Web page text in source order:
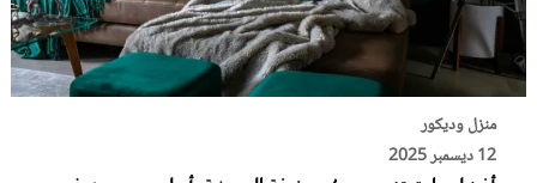
منزل وديكور
12 ديسمبر 2025